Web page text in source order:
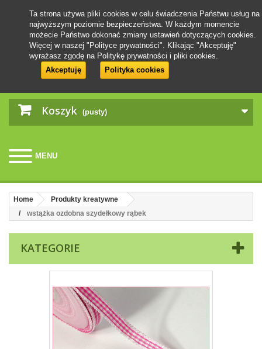
Koszyk (pusty)
MENU
Ta strona używa pliki cookies w celu świadczenia Państwu usług na
najwyższym poziomie bezpieczeństwa. W każdym momencie
możecie Państwo dokonać zmiany ustawień dotyczących cookies.
Więcej w naszej "Polityce prywatności". Klikając "Akceptuję"
wyrażasz zgodę na Politykę prywatności i pliki cookies.
Akceptuję
Polityka cookies
Home
Produkty kreatywne
wstążka ozdobna szydełkowy rąbek
KATEGORIE